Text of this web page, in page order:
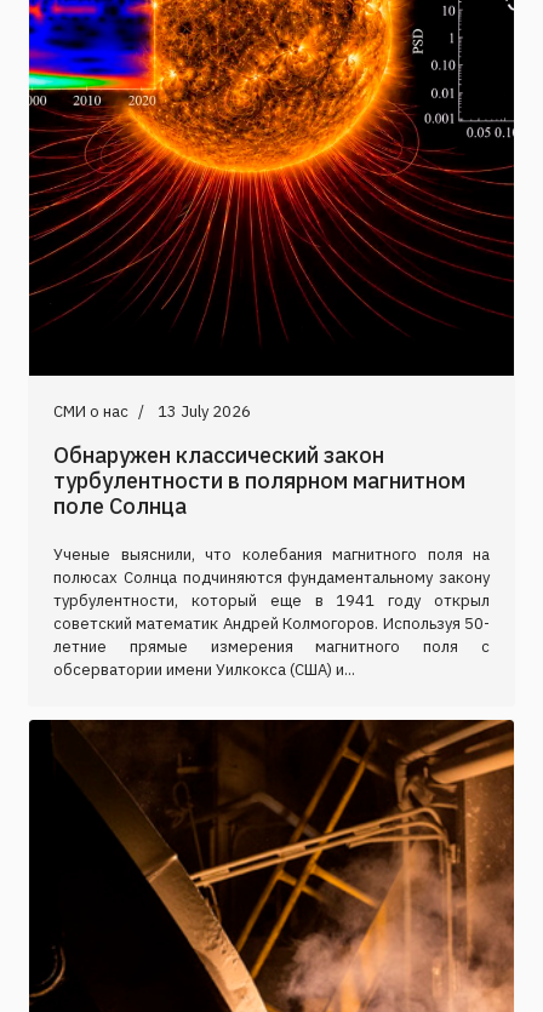
СМИ о нас 13 July 2026
Обнаружен классический закон
турбулентности в полярном магнитном
поле Солнца
Ученые выяснили, что колебания магнитного поля на
полюсах Солнца подчиняются фундаментальному закону
турбулентности, который еще в 1941 году открыл
советский математик Андрей Колмогоров. Используя 50-
летние прямые измерения магнитного поля с
обсерватории имени Уилкокса (США) и...